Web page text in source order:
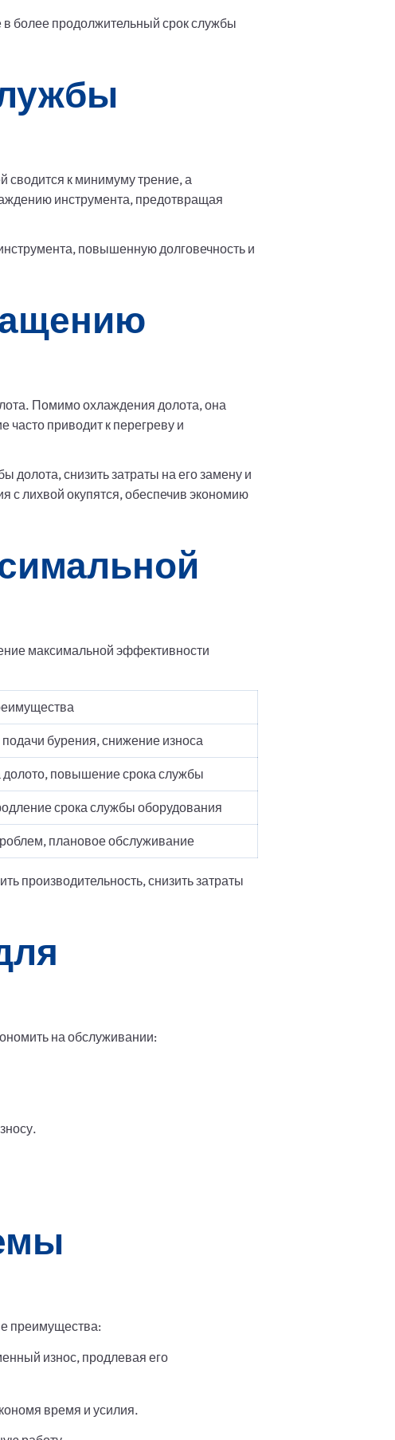
более продолжительный срок службы
к минимуму трение, а
инструмента, предотвращая
повышенную долговечность и
Помимо охлаждения долота, она
приводит к перегреву и
снизить затраты на его замену и
лихвой окупятся, обеспечив экономию
максимальной эффективности
бурения, снижение износа
долото, повышение срока службы
срока службы оборудования
плановое обслуживание
производительность, снизить затраты
на обслуживании:
преимущества:
износ, продлевая его
время и усилия.